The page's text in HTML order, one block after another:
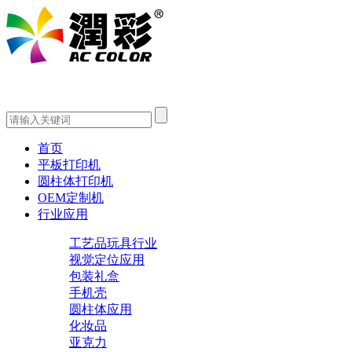
首页
平板打印机
圆柱体打印机
OEM定制机
行业应用
工艺品玩具行业
视觉定位应用
包装礼盒
手机壳
圆柱体应用
化妆品
亚克力